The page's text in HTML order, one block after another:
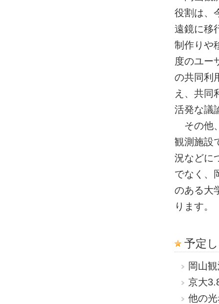
役割は、
遠鏡に移
制作りや
度のユー
の共同利
え、共同
活発な議
その他
観測施設
況などに
でなく、
のある大
ります。
予定
岡山
京大
他の